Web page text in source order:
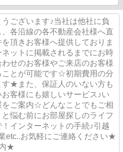
ございます♪当社は他社に負
各沿線の各不動産会社様へ直
頂きお客様へ提供しておりま
ットに掲載されるまでにお時
せのお客様やご来店のお客様
ことが可能です☆初期費用の分
★また、保証人のいない方も
客様にも嬉しいサービス♪い
ご案内☆どんなことでもご相
悩む前にお部屋探しのライフ
インターネットの手続♪引越
etc..お気軽にご連絡ください★
★